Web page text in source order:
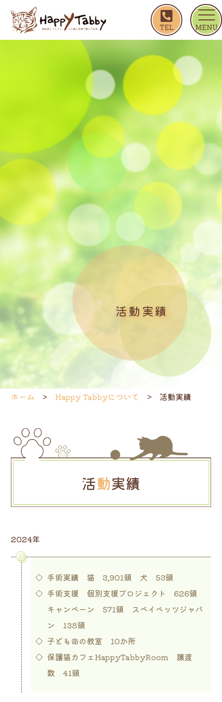
活動実績
ホーム Happy Tabbyについて 活動実績
2024年
手術実績 猫 3,901頭 犬 53頭
手術支援 個別支援プロジェクト 626頭
キャンペーン 571頭 スペイベッツジャパ
ン 138頭
子ども命の教室 10か所
保護猫カフェHappyTabbyRoom 譲渡
数 41頭